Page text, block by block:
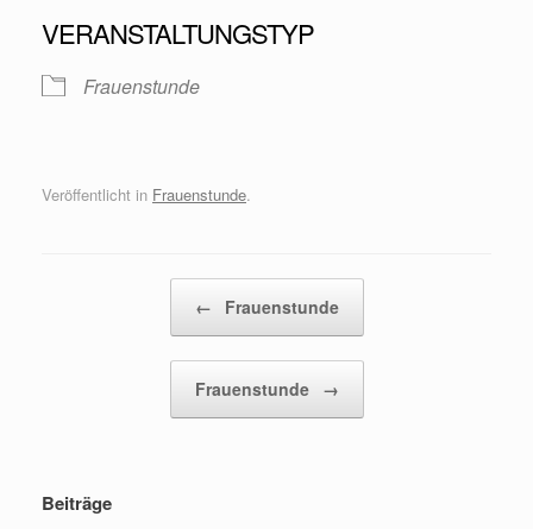
VERANSTALTUNGSTYP
Frauenstunde
Veröffentlicht in Frauenstunde.
← Frauenstunde
Frauenstunde →
Beiträge